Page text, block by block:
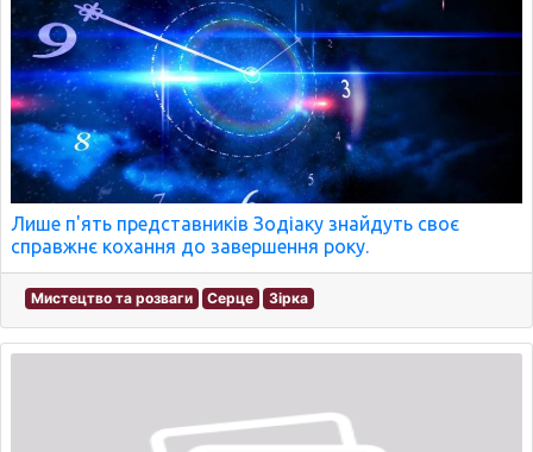
Лише п'ять представників Зодіаку знайдуть своє
справжнє кохання до завершення року.
Мистецтво та розваги Серце Зірка